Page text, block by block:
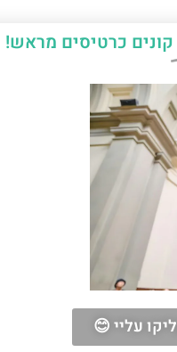
קונים כרטיסים מראש!